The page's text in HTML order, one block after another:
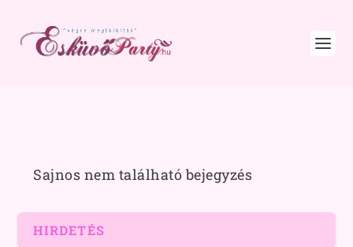
Sajnos nem található bejegyzés
HIRDETÉS